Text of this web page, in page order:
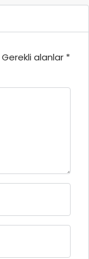
Gerekli alanlar *